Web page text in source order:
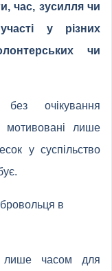
час, зусилля чи
у різних
чи
очікування
мотивовані лише
у суспільство
в
лише часом для